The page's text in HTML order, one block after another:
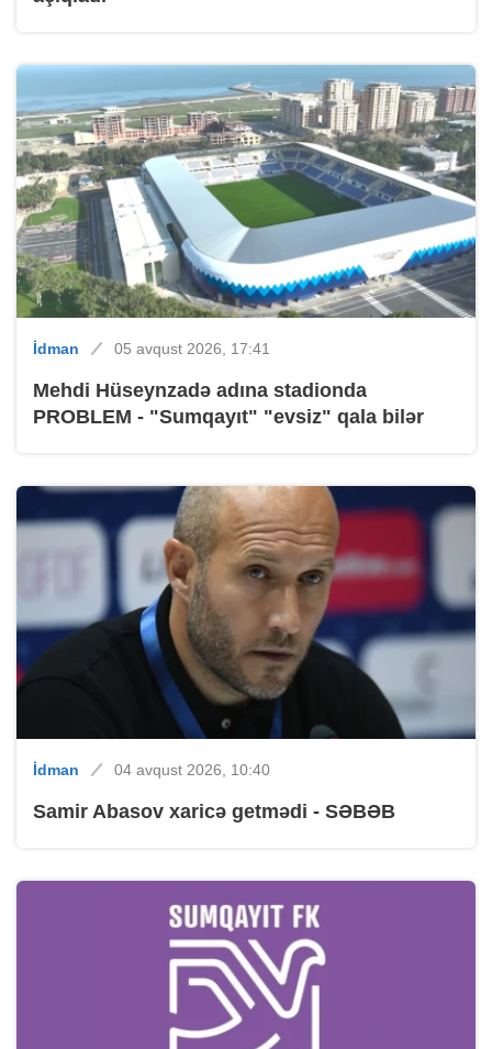
İdman 05 avqust 2026, 17:41
Mehdi Hüseynzadə adına stadionda
PROBLEM - "Sumqayıt" "evsiz" qala bilər
İdman 04 avqust 2026, 10:40
Samir Abasov xaricə getmədi - SƏBƏB